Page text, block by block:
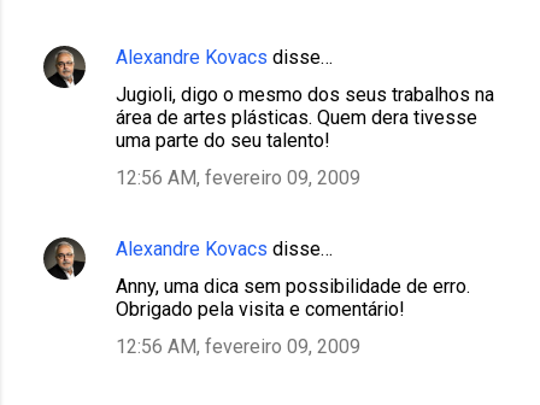
Alexandre Kovacs disse…
Jugioli, digo o mesmo dos seus trabalhos na
área de artes plásticas. Quem dera tivesse
uma parte do seu talento!
12:56 AM, fevereiro 09, 2009
Alexandre Kovacs disse…
Anny, uma dica sem possibilidade de erro.
Obrigado pela visita e comentário!
12:56 AM, fevereiro 09, 2009